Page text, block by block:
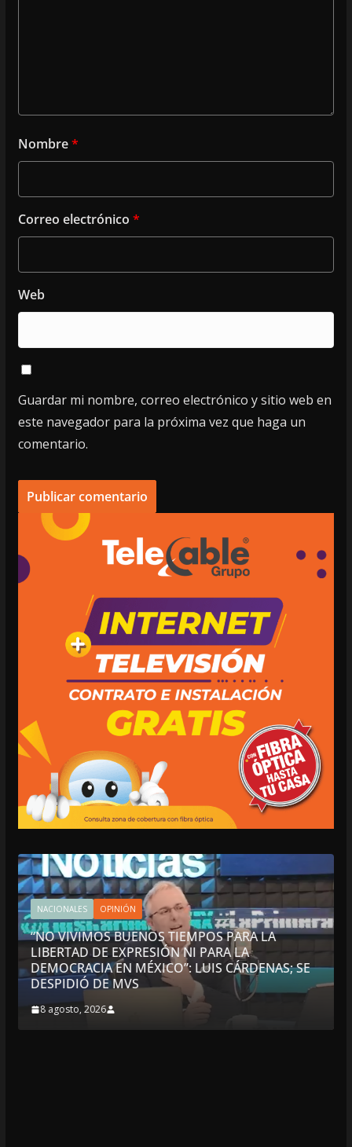
Nombre*
Correo electrónico *
Web
Guardar mi nombre, correo electrónico y sitio web en
este navegador para la próxima vez que haga un
comentario.
NACIONALES OPINIÓN
“NO VIVIMOS BUENOS TIEMPOS PARA LA
LIBERTAD DE EXPRESIÓN NI PARA LA
DEMOCRACIA EN MÉXICO”: LUIS CÁRDENAS; SE
DESPIDIÓ DE MVS
8 agosto, 2026